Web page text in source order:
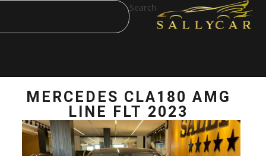
Search
MERCEDES
LINE FLT